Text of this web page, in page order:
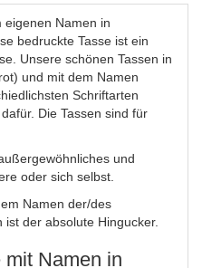
eigenen Namen in
bedruckte Tasse ist ein
Unsere schönen Tassen in
und mit dem Namen
Schriftarten
Die Tassen sind für
und
oder sich selbst.
Namen der/des
der absolute Hingucker.
mit Namen in